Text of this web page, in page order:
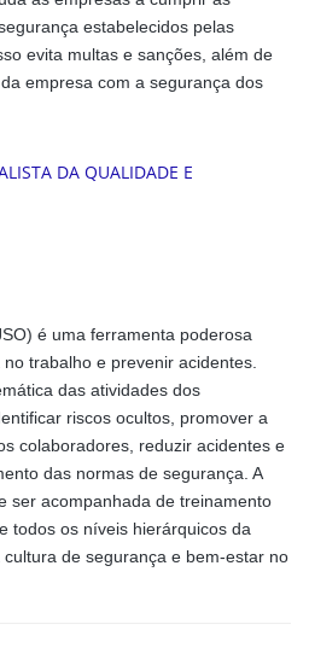
estabelecidos pelas
evita multas e sanções, além de
empresa com a segurança dos
é uma ferramenta poderosa
trabalho e prevenir acidentes.
das atividades dos
riscos ocultos, promover a
colaboradores, reduzir acidentes e
das normas de segurança. A
ser acompanhada de treinamento
todos os níveis hierárquicos da
de segurança e bem-estar no